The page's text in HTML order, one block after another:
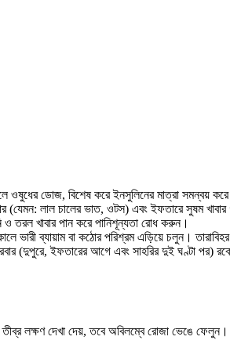
ওষুধের ডোজ, বিশেষ করে ইনসুলিনের মাত্রা সমন্বয় করে
(যেমন: লাল চালের ভাত, ওটস) এবং ইফতারে সুষম
ও তরল খাবার পান করে পানিশূন্যতা রোধ করুন।
ভারী ব্যায়াম বা কঠোর পরিশ্রম এড়িয়ে চলুন।
(দুপুরে, ইফতারের আগে এবং সাহরির দুই ঘণ্টা পর)
তীব্র লক্ষণ দেখা দেয়, তবে অবিলম্বে রোজা ভেঙে ফেলুন।